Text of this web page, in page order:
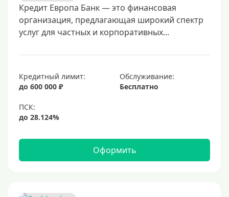
Кредит Европа Банк — это финансовая
организация, предлагающая широкий спектр
услуг для частных и корпоративных...
Кредитный лимит:
до 600 000 ₽
Обслуживание:
Бесплатно
Оформить